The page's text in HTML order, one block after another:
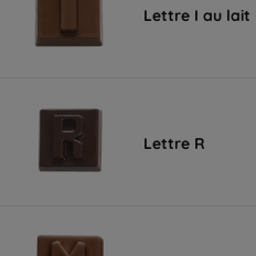
Lettre I au lait
Lettre R